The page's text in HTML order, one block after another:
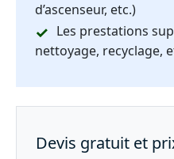
d’ascenseur, etc.)
Les prestations
nettoyage, recyclage,
Devis gratuit et